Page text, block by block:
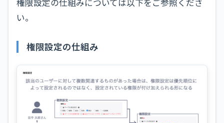
権限設定の仕組みについては以下をご参照くださ
い。
権限設定の仕組み